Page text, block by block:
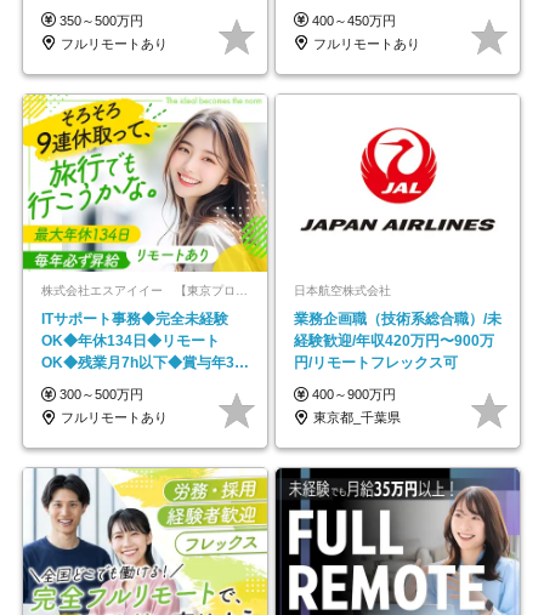
以上
350～500万円
フルリモートあり
し*育児中社員8割以上
400～450万円
フルリモートあり
株式会社エスアイイー 【東京プロマーケット上場】
ITサポート事務◆完全未経験
OK◆年休134日◆リモート
OK◆残業月7h以下◆賞与年3回
◆5年目まで必ず昇給
300～500万円
フルリモートあり
日本航空株式会社
業務企画職（技術系総合職）/未
経験歓迎/年収420万円〜900万
円/リモートフレックス可
400～900万円
東京都_千葉県